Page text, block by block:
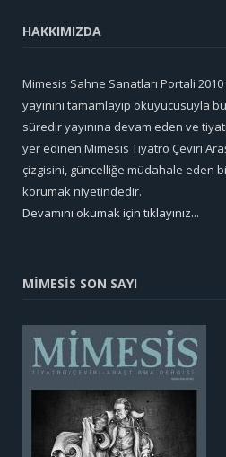
HAKKIMIZDA
Mimesis Sahne Sanatları Portali 2010
yayınını tamamlayıp okuyucusuyla
süredir yayınına devam eden ve
yer edinen Mimesis Tiyatro Çeviri
çizgisini, güncelliğe müdahale eden
korumak niyetindedir.
Devamını okumak için tıklayınız...
MİMESİS SON SAYI